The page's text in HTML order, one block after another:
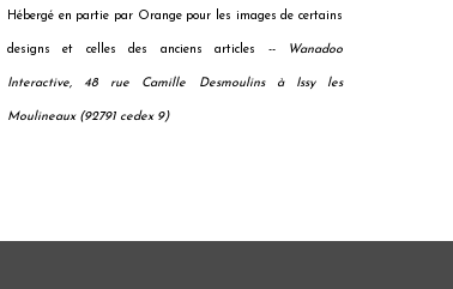
Hébergé en partie par Orange pour les images de certains
designs et celles des anciens articles -- Wanadoo
Interactive, 48 rue Camille Desmoulins à Issy les
Moulineaux (92791 cedex 9)